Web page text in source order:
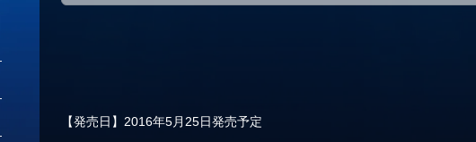
【発売日】2016年5月25日発売予定